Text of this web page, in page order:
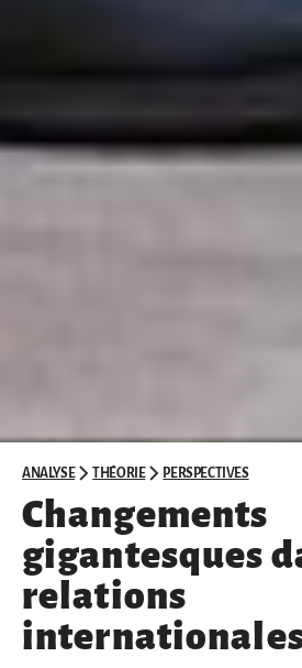
ANALYSE THÉORIE PERSPECTIVES
Changements
gigantesques
relations